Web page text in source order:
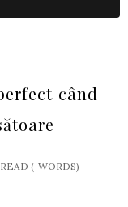
când
READ ( WORDS)